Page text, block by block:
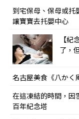
到宅保母、保母或托
讓寶寶去托嬰中心
【
了，
名古屋美食《八かく
在這凍結的時間，因
百年紀念塔